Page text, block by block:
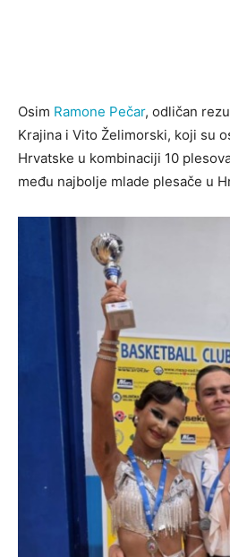
Osim Ramone Pečar, odličan
Krajina i Vito Želimorski, koji su
Hrvatske u kombinaciji 10
među najbolje mlade plesače u